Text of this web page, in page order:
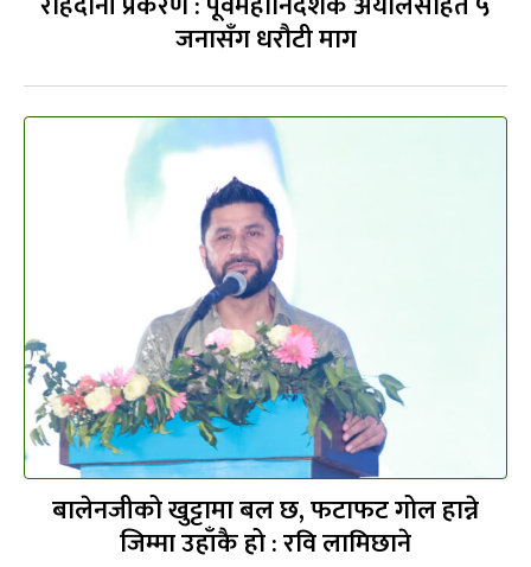
जनासँग धरौटी माग
बालेनजीको खुट्टामा बल छ, फटाफट गोल हान्ने
जिम्मा उहाँकै हो : रवि लामिछाने